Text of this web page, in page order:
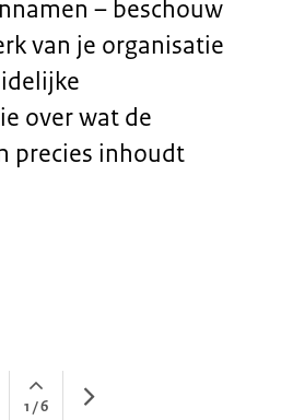
Open
1 / 6 Volgende